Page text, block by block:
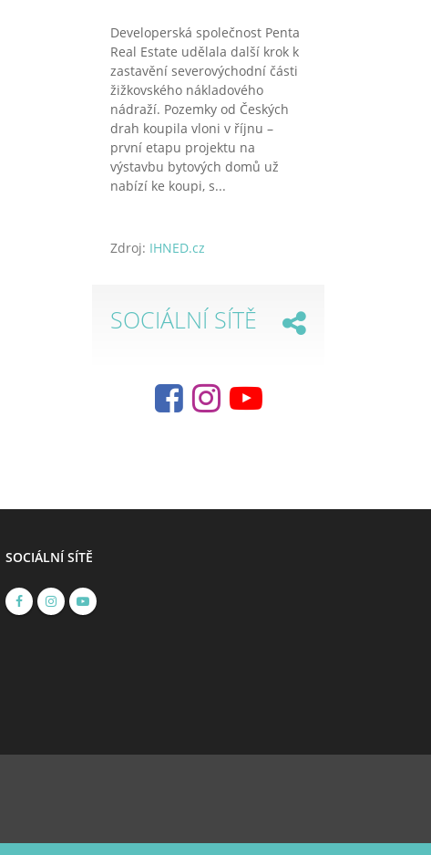
Developerská společnost Penta
Real Estate udělala další krok k
zastavění severovýchodní části
žižkovského nákladového
nádraží. Pozemky od Českých
drah koupila vloni v říjnu –
první etapu projektu na
výstavbu bytových domů už
nabízí ke koupi, s...
Zdroj: IHNED.cz
SOCIÁLNÍ SÍTĚ
SOCIÁLNÍ SÍTĚ